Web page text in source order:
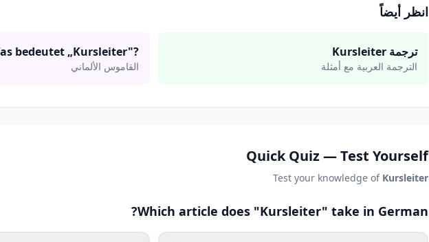
انظر أيضاً
ترجمة Kursleiter
الترجمة العربية مع أمثلة
bedeutet „Kursleiter"?
القاموس الألماني
Quick Quiz — Test Yourself
Test your knowledge of Kursleiter
Which article does "Kursleiter" take in German?